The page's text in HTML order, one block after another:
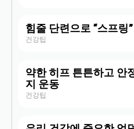
힘줄 단련으로 “스프링”
건강팁
약한 히프 튼튼하고 안
지 운동
건강팁